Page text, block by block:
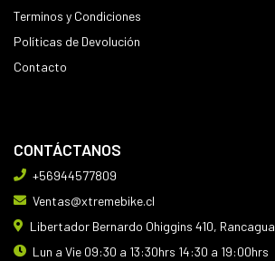
Terminos y Condiciones
Políticas de Devolución
Contacto
CONTÁCTANOS
+56944577809
Ventas@xtremebike.cl
Libertador Bernardo Ohiggins 410, Rancagua
Lun a Vie 09:30 a 13:30hrs 14:30 a 19:00hrs